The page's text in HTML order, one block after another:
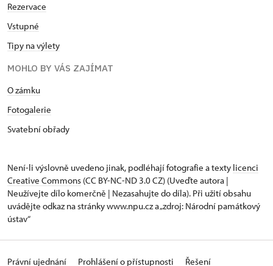
Rezervace
Vstupné
Tipy na výlety
MOHLO BY VÁS ZAJÍMAT
O zámku
Fotogalerie
Svatební obřady
Není-li výslovně uvedeno jinak, podléhají fotografie a texty licenci
Creative Commons (CC BY-NC-ND 3.0 CZ) (Uveďte autora |
Neužívejte dílo komerčně | Nezasahujte do díla). Při užití obsahu
uvádějte odkaz na stránky www.npu.cz a „zdroj: Národní památkový
ústav“
Právní ujednání Prohlášení o přístupnosti Řešení